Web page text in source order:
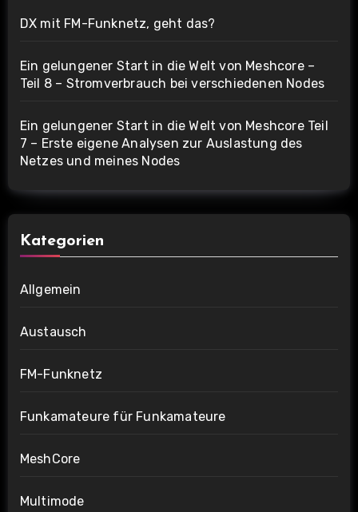
DX mit FM-Funknetz, geht das?
Ein gelungener Start in die Welt von Meshcore –
Teil 8 – Stromverbrauch bei verschiedenen Nodes
Ein gelungener Start in die Welt von Meshcore Teil
7 – Erste eigene Analysen zur Auslastung des
Netzes und meines Nodes
Kategorien
Allgemein
Austausch
FM-Funknetz
Funkamateure für Funkamateure
MeshCore
Multimode